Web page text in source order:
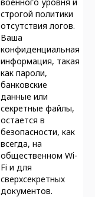
строгой политики
отсутствия логов.
Ваша
конфиденциальная
информация, такая
как пароли,
банковские
данные или
секретные файлы,
остается в
безопасности, как
всегда, на
общественном Wi-
Fi и для
сверхсекретных
документов.